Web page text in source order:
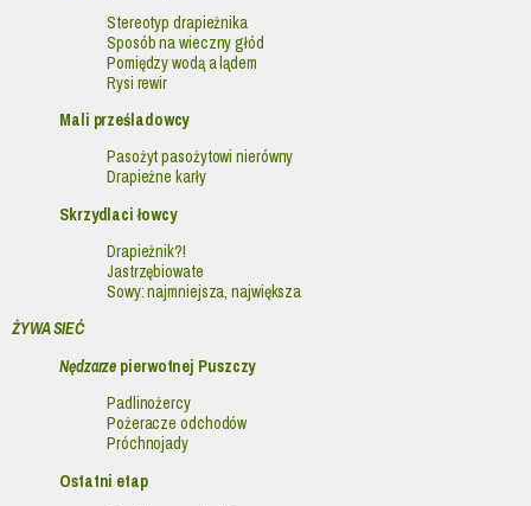
Stereotyp drapieżnika
Sposób na wieczny głód
Pomiędzy wodą a lądem
Rysi rewir
Mali prześladowcy
Pasożyt pasożytowi nierówny
Drapieżne karły
Skrzydlaci łowcy
Drapieżnik?!
Jastrzębiowate
Sowy: najmniejsza, największa
ŻYWA SIEĆ
Nędzarze pierwotnej Puszczy
Padlinożercy
Pożeracze odchodów
Próchnojady
Ostatni etap